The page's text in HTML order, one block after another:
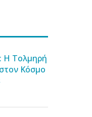
Η Τολμηρή
Κόσμο